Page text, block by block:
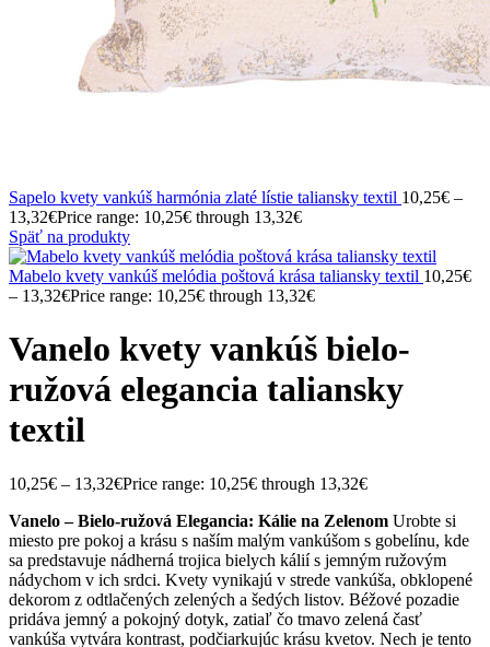
Sapelo kvety vankúš harmónia zlaté lístie taliansky textil 10,25€ –
13,32€Price range: 10,25€ through 13,32€
Späť na produkty
Mabelo kvety vankúš melódia poštová krása taliansky textil 10,25€
– 13,32€Price range: 10,25€ through 13,32€
Vanelo kvety vankúš bielo-
ružová elegancia taliansky
textil
10,25€ – 13,32€Price range: 10,25€ through 13,32€
Vanelo – Bielo-ružová Elegancia: Kálie na Zelenom Urobte si
miesto pre pokoj a krásu s naším malým vankúšom s gobelínu, kde
sa predstavuje nádherná trojica bielych kálií s jemným ružovým
nádychom v ich srdci. Kvety vynikajú v strede vankúša, obklopené
dekorom z odtlačených zelených a šedých listov. Béžové pozadie
pridáva jemný a pokojný dotyk, zatiaľ čo tmavo zelená časť
vankúša vytvára kontrast, podčiarkujúc krásu kvetov. Nech je tento